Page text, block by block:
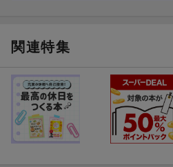
関連特集